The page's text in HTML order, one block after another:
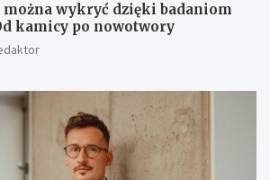
można wykryć dzięki badaniom
kamicy po nowotwory